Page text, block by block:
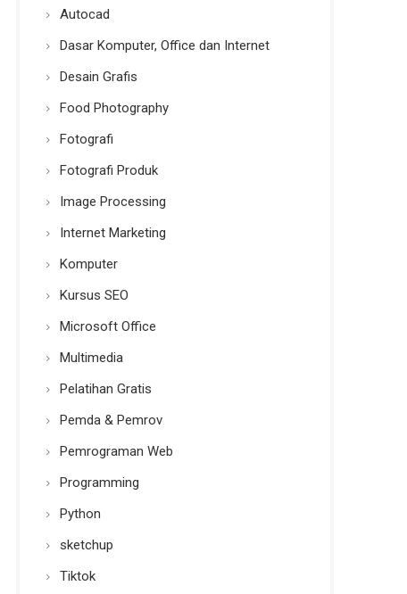
Autocad
Dasar Komputer, Office dan Internet
Desain Grafis
Food Photography
Fotografi
Fotografi Produk
Image Processing
Internet Marketing
Komputer
Kursus SEO
Microsoft Office
Multimedia
Pelatihan Gratis
Pemda & Pemrov
Pemrograman Web
Programming
Python
sketchup
Tiktok